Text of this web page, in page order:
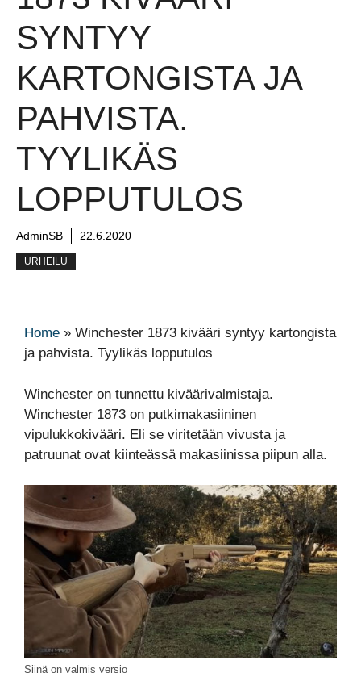
SYNTYY
KARTONGISTA JA
PAHVISTA.
TYYLIKÄS
LOPPUTULOS
AdminSB 22.6.2020
URHEILU
Home » Winchester 1873 kivääri syntyy kartongista
ja pahvista. Tyylikäs lopputulos
Winchester on tunnettu kiväärivalmistaja.
Winchester 1873 on putkimakasiininen
vipulukkokivääri. Eli se viritetään vivusta ja
patruunat ovat kiinteässä makasiinissa piipun alla.
Siinä on valmis versio